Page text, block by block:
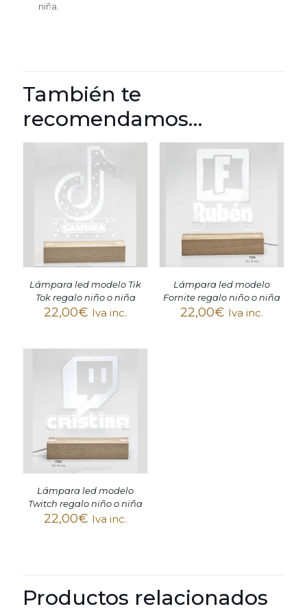
niña.
También te
recomendamos…
Lámpara led modelo Tik
Tok regalo niño o niña
22,00€ Iva inc.
Lámpara led modelo
Fornite regalo niño o niña
22,00€ Iva inc.
Lámpara led modelo
Twitch regalo niño o niña
22,00€ Iva inc.
Productos relacionados